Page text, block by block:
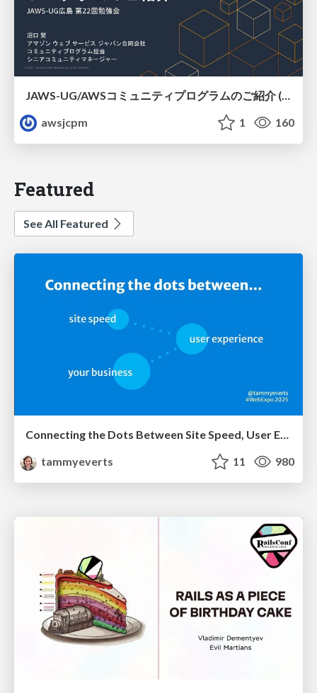
JAWS-UG/AWSコミュニティプログラムのご紹介 (JAWS-UG広島)
awsjcpm
1 160
Featured
See All Featured
Connecting the Dots Between Site Speed, User Experience & Your Business [WebExpo 2025]
tammyeverts
11 980